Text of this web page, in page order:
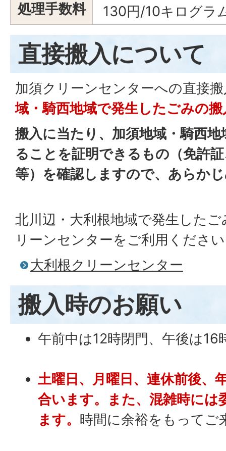
処理手数料
130円/10キログラ
直接搬入について
加須クリーンセンターへの直接
域・騎西地域で発生したごみの
搬入に当たり、加須地域・騎西
ることを証明できるもの（免許
等）を確認しますので、あらか
北川辺・大利根地域で発生した
リーンセンターをご利用くださ
大利根クリーンセンター
搬入時のお願い
午前中は12時閉門、午後は16
土曜日、月曜日、連休前後、
合います。
また、混雑時には
ます。 時間に余裕をもってご